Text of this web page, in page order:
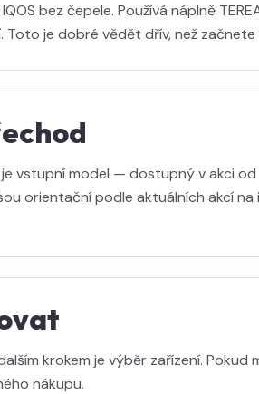
bez čepele. Používá náplně
Toto je dobré vědět dřív, než
je vstupní model — dostupný v akci
orientační podle aktuálních akcí
krokem je výběr zařízení.
nákupu.